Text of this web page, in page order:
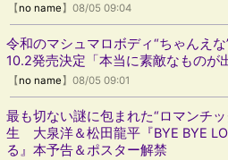
【no name】08/05 09:04
令和のマシュマロボディ“ちゃんえ
10.2発売決定「本当に素敵なものが
【no name 】08/05 09:01
最も切ない謎に包まれた“ロマンチ
生 大泉洋＆松田龍平『BYE BYE
る』本予告＆ポスター解禁